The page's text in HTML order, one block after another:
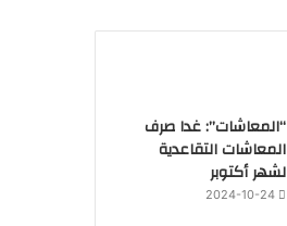
“المعاشات”: غدا صرف
المعاشات التقاعدية
لشهر أكتوبر
2024-10-24